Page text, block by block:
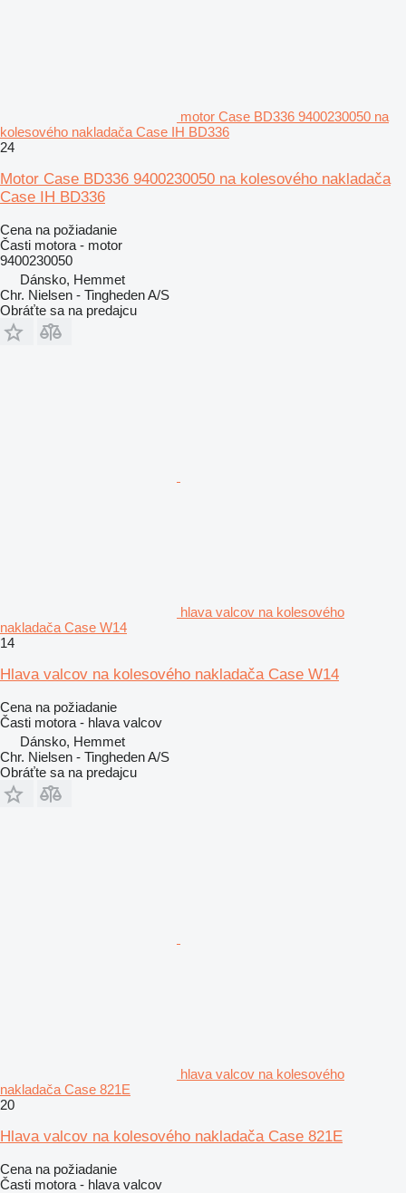
motor Case BD336 9400230050 na
kolesového nakladača Case IH BD336
24
Motor Case BD336 9400230050 na kolesového nakladača
Case IH BD336
Cena na požiadanie
Časti motora - motor
9400230050
Dánsko, Hemmet
Chr. Nielsen - Tingheden A/S
Obráťte sa na predajcu
hlava valcov na kolesového
nakladača Case W14
14
Hlava valcov na kolesového nakladača Case W14
Cena na požiadanie
Časti motora - hlava valcov
Dánsko, Hemmet
Chr. Nielsen - Tingheden A/S
Obráťte sa na predajcu
hlava valcov na kolesového
nakladača Case 821E
20
Hlava valcov na kolesového nakladača Case 821E
Cena na požiadanie
Časti motora - hlava valcov